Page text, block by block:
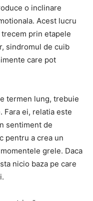
o inclinare
Acest lucru
prin etapele
sindromul de cuib
care pot
termen lung, trebuie
Fara ei, relatia este
sentiment de
pentru a crea un
grele. Daca
nicio baza pe care